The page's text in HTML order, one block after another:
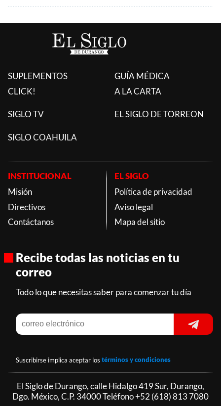
SUPLEMENTOS
CLICK!
GUÍA MÉDICA
A LA CARTA
SIGLO TV EL SIGLO DE TORREON
SIGLO COAHUILA
INSTITUCIONAL
Misión
Directivos
Contáctanos
EL SIGLO
Política de privacidad
Aviso legal
Mapa del sitio
Recibe todas las noticias en tu
correo
Todo lo que necesitas saber para comenzar tu día
Suscribirse implica aceptar los términos y condiciones
El Siglo de Durango, calle Hidalgo 419 Sur, Durango,
Dgo. México, C.P. 34000 Teléfono+52 (618) 813 7080